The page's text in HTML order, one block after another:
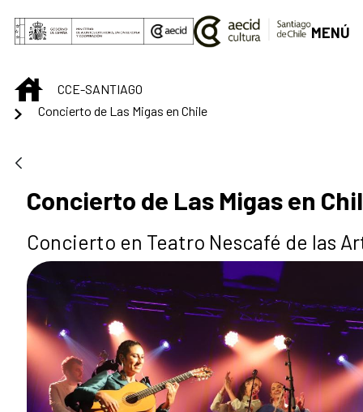
Skip to Main Content
MENÚ
INICIOCCE-SANTIAGO
Concierto de Las Migas en Chile
Concierto de Las Migas en
Concierto en Teatro Nescafé de las